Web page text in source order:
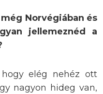
Norvégiában és
jellemeznéd a
elég nehéz ott
nagyon hideg van,